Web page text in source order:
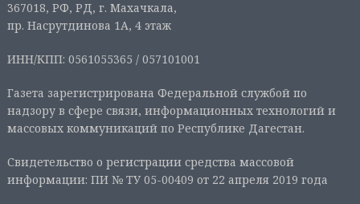
367018, РФ, РД, г. Махачкала,
пр. Насрутдинова 1А, 4 этаж
ИНН/КПП: 0561055365 / 057101001
Газета зарегистрирована Федеральной службой по
надзору в сфере связи, информационных технологий и
массовых коммуникаций по Республике Дагестан.
Свидетельство о регистрации средства массовой
информации: ПИ № ТУ 05-00409 от 22 апреля 2019 года